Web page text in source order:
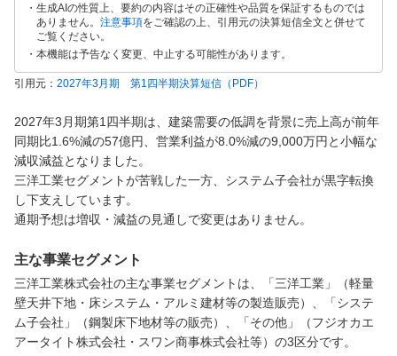
生成AIの性質上、要約の内容はその正確性や品質を保証するものでは
ありません。 注意事項をご確認の上、引用元の決算短信全文と併せて
ご覧ください。
本機能は予告なく変更、中止する可能性があります。
引用元： 2027年3月期 第1四半期決算短信 （PDF）
2027年3月期第1四半期は、建築需要の低調を背景に売上高が前年
同期比1.6%減の57億円、営業利益が8.0%減の9,000万円と小幅な
減収減益となりました。
三洋工業セグメントが苦戦した一方、システム子会社が黒字転換
し下支えしています。
通期予想は増収・減益の見通しで変更はありません。
主な事業セグメント
三洋工業株式会社の主な事業セグメントは、「三洋工業」（軽量
壁天井下地・床システム・アルミ建材等の製造販売）、「システ
ム子会社」（鋼製床下地材等の販売）、「その他」（フジオカエ
アータイト株式会社・スワン商事株式会社等）の3区分です。